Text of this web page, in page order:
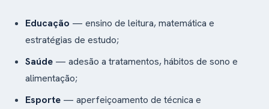
Educação — ensino de leitura, matemática e
estratégias de estudo;
Saúde — adesão a tratamentos, hábitos de sono e
alimentação;
Esporte — aperfeiçoamento de técnica e